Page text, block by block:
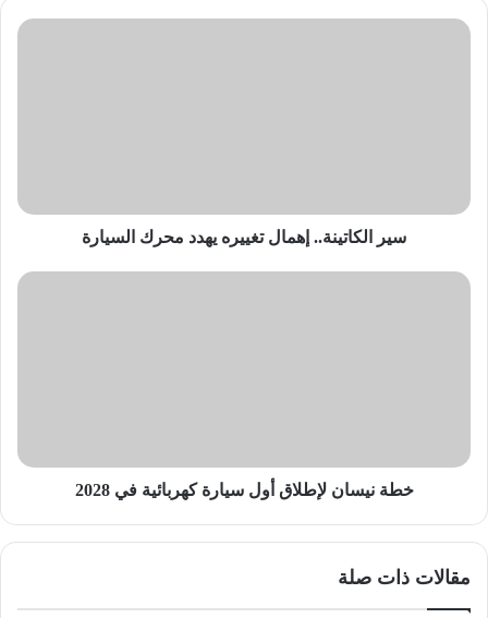
سير
سير الكاتينة.. إهمال تغييره يهدد محرك السيارة
خطة
خطة نيسان لإطلاق أول سيارة كهربائية في 2028
مقالات ذات صلة